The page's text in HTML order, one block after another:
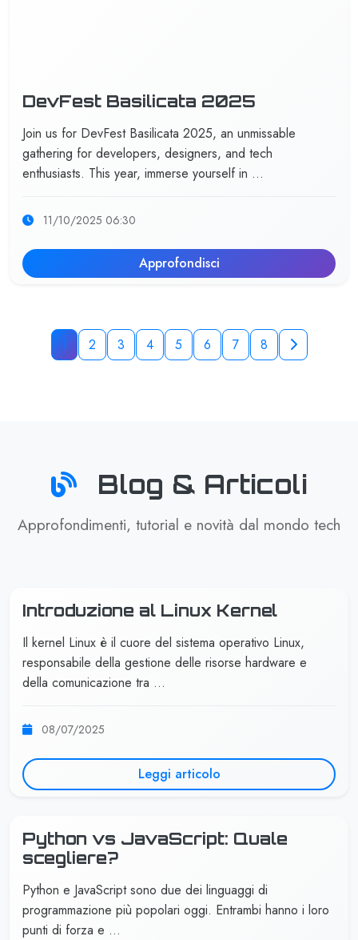
DevFest Basilicata 2025
Join us for DevFest Basilicata 2025, an unmissable
gathering for developers, designers, and tech
enthusiasts. This year, immerse yourself in …
11/10/2025 06:30
Approfondisci
1 2 3 4 5 6 7 8
Blog & Articoli
Approfondimenti, tutorial e novità dal mondo tech
Introduzione al Linux Kernel
Il kernel Linux è il cuore del sistema operativo Linux,
responsabile della gestione delle risorse hardware e
della comunicazione tra …
08/07/2025
Leggi articolo
Python vs JavaScript: Quale
scegliere?
Python e JavaScript sono due dei linguaggi di
programmazione più popolari oggi. Entrambi hanno i loro
punti di forza e …